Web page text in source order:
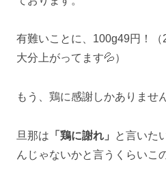
有難いことに、100g49円！
大分上がってます💦）
もう、鶏に感謝しかありませ
旦那は 「鶏に謝れ」
と言いた
んじゃないかと言うくらいこ